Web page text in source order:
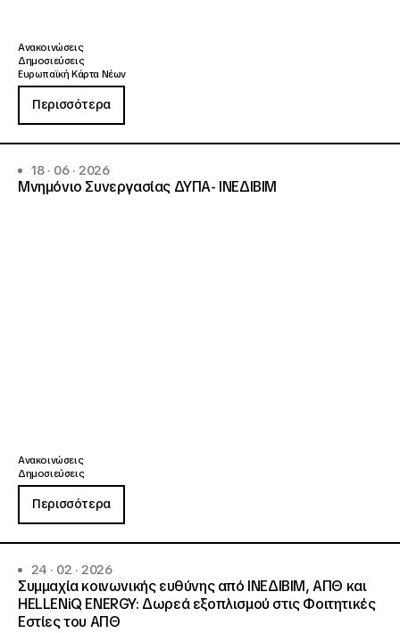
Ανακοινώσεις
Δημοσιεύσεις
Ευρωπαϊκή Κάρτα Νέων
Περισσότερα
18 · 06 · 2026
Μνημόνιο Συνεργασίας ΔΥΠΑ- ΙΝΕΔΙΒΙΜ
Ανακοινώσεις
Δημοσιεύσεις
Περισσότερα
24 · 02 · 2026
Συμμαχία κοινωνικής ευθύνης από ΙΝΕΔΙΒΙΜ, ΑΠΘ και
HELLENiQ ENERGY: Δωρεά εξοπλισμού στις Φοιτητικές
Εστίες του ΑΠΘ